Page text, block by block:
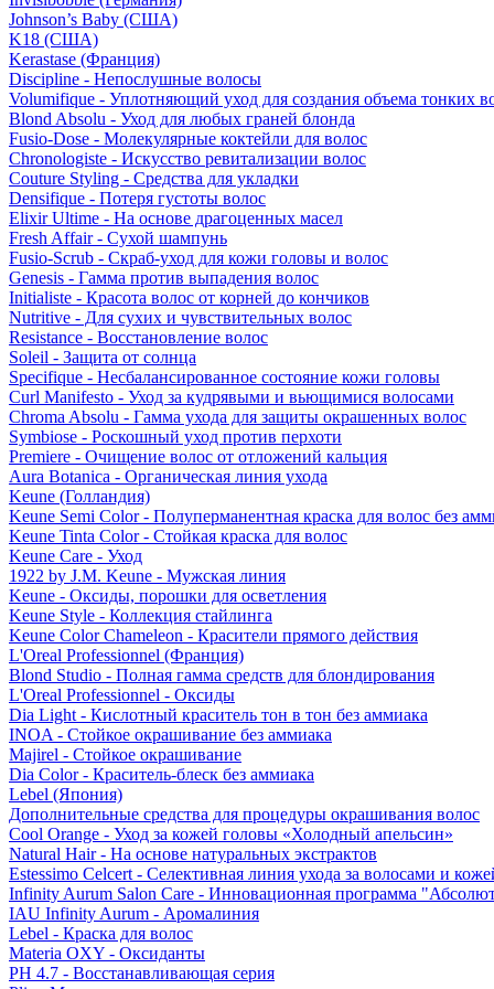
Johnson’s Baby (США)
K18 (США)
Kerastase (Франция)
Discipline - Непослушные волосы
Volumifique - Уплотняющий уход для создания объема тонких
Blond Absolu - Уход для любых граней блонда
Fusio-Dose - Молекулярные коктейли для волос
Chronologiste - Искусство ревитализации волос
Couture Styling - Средства для укладки
Densifique - Потеря густоты волос
Elixir Ultime - На основе драгоценных масел
Fresh Affair - Сухой шампунь
Fusio-Scrub - Скраб-уход для кожи головы и волос
Genesis - Гамма против выпадения волос
Initialiste - Красота волос от корней до кончиков
Nutritive - Для сухих и чувствительных волос
Resistance - Восстановление волос
Soleil - Защита от солнца
Specifique - Несбалансированное состояние кожи головы
Curl Manifesto - Уход за кудрявыми и вьющимися волосами
Chroma Absolu - Гамма ухода для защиты окрашенных волос
Symbiose - Роскошный уход против перхоти
Premiere - Очищение волос от отложений кальция
Aura Botanica - Органическая линия ухода
Keune (Голландия)
Keune Semi Color - Полуперманентная краска для волос без
Keune Tinta Color - Стойкая краска для волос
Keune Care - Уход
1922 by J.M. Keune - Мужская линия
Keune - Оксиды, порошки для осветления
Keune Style - Коллекция стайлинга
Keune Color Chameleon - Красители прямого действия
L'Oreal Professionnel (Франция)
Blond Studio - Полная гамма средств для блондирования
L'Oreal Professionnel - Оксиды
Dia Light - Кислотный краситель тон в тон без аммиака
INOA - Стойкое окрашивание без аммиака
Majirel - Стойкое окрашивание
Dia Color - Краситель-блеск без аммиака
Lebel (Япония)
Дополнительные средства для процедуры окрашивания волос
Cool Orange - Уход за кожей головы «Холодный апельсин»
Natural Hair - На основе натуральных экстрактов
Estessimo Celcert - Селективная линия ухода за волосами и
Infinity Aurum Salon Care - Инновационная программа
IAU Infinity Aurum - Аромалиния
Lebel - Краска для волос
Materia OXY - Оксиданты
PH 4.7 - Восстанавливающая серия